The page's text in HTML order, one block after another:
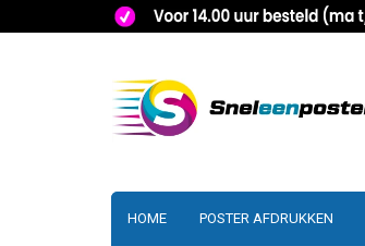
HOME POSTER AFDRUKKEN